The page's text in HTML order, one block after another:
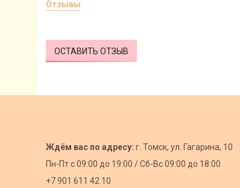
Отзывы
ОСТАВИТЬ ОТЗЫВ
Ждём вас по адресу: г. Томск, ул. Гагарина, 10
Пн-Пт с09:00 до 19:00 /Сб-Вс 09:00 до 18:00
+7 901 611 42 10